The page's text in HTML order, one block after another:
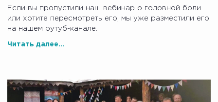
Если вы пропустили наш вебинар о головной боли
или хотите пересмотреть его, мы уже разместили его
на нашем рутуб-канале.
Читать далее...